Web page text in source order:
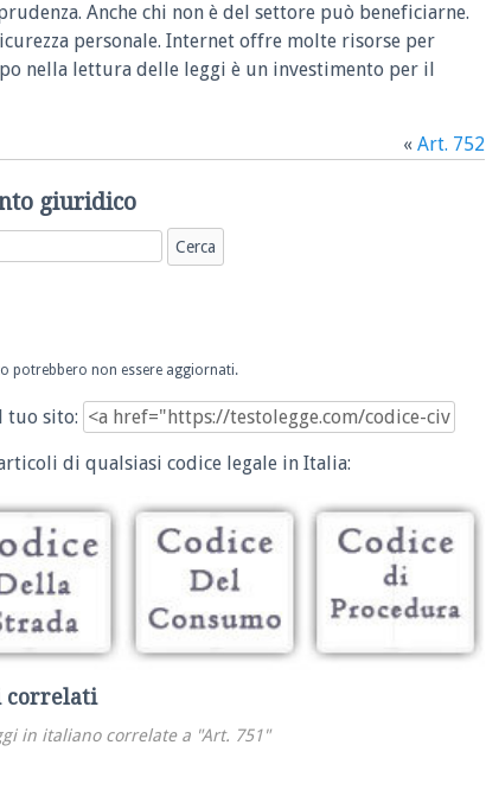
Anche chi non è del settore può beneficiarne.
personale. Internet offre molte risorse per
nella lettura delle leggi è un investimento per il
« Art. 752
giuridico
potrebbero non essere aggiornati.
tuo sito:
di qualsiasi codice legale in Italia:
correlati
in italiano correlate a "Art. 751"